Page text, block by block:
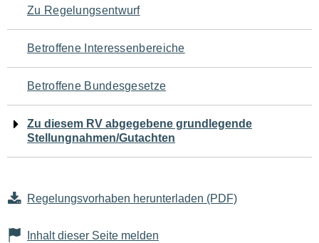
Seiteninhalt
Zu Regelungsentwurf
Betroffene Interessenbereiche
Betroffene Bundesgesetze
Zu diesem RV abgegebene grundlegende
Stellungnahmen/Gutachten
Regelungsvorhaben herunterladen (PDF)
Inhalt dieser Seite melden